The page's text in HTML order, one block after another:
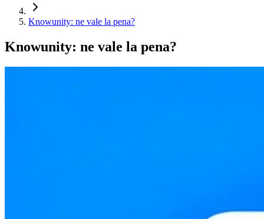
Knowunity: ne vale la pena?
Knowunity: ne vale la pena?